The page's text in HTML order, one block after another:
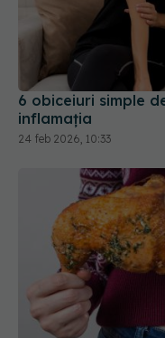
6 obiceiuri simple
inflamația
24 feb 2026, 10:33
Ce se întâmplă
piele? Adevărul te